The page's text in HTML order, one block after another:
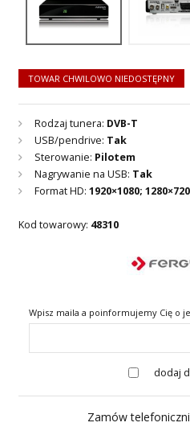
TOWAR CHWILOWO NIEDOSTĘPNY
Rodzaj tunera: DVB-T
USB/pendrive: Tak
Sterowanie: Pilotem
Nagrywanie na USB: Tak
Format HD:1920×1080;
Kod towarowy: 48310
Wpisz maila a poinformujemy Cię o
dodaj
Zamów